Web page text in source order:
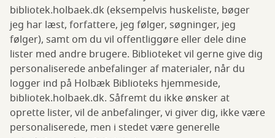
bibliotek.holbaek.dk (eksempelvis huskeliste, bøger
jeg har læst, forfattere, jeg følger, søgninger, jeg
følger), samt om du vil offentliggøre eller dele dine
lister med andre brugere. Biblioteket vil gerne give dig
personaliserede anbefalinger af materialer, når du
logger ind på Holbæk Biblioteks hjemmeside,
bibliotek.holbaek.dk. Såfremt du ikke ønsker at
oprette lister, vil de anbefalinger, vi giver dig, ikke være
personaliserede, men i stedet være generelle